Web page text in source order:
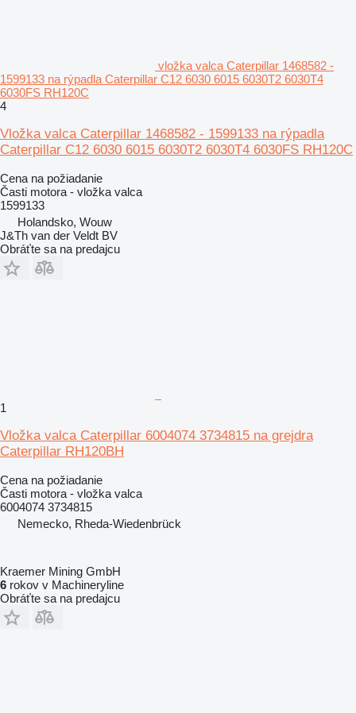
vložka valca Caterpillar 1468582 -
1599133 na rýpadla Caterpillar C12 6030 6015 6030T2 6030T4
6030FS RH120C
4
Vložka valca Caterpillar 1468582 - 1599133 na rýpadla
Caterpillar C12 6030 6015 6030T2 6030T4 6030FS RH120C
Cena na požiadanie
Časti motora - vložka valca
1599133
Holandsko, Wouw
J&Th van der Veldt BV
Obráťte sa na predajcu
1
Vložka valca Caterpillar 6004074 3734815 na grejdra
Caterpillar RH120BH
Cena na požiadanie
Časti motora - vložka valca
6004074 3734815
Nemecko, Rheda-Wiedenbrück
Kraemer Mining GmbH
6 rokov v Machineryline
Obráťte sa na predajcu